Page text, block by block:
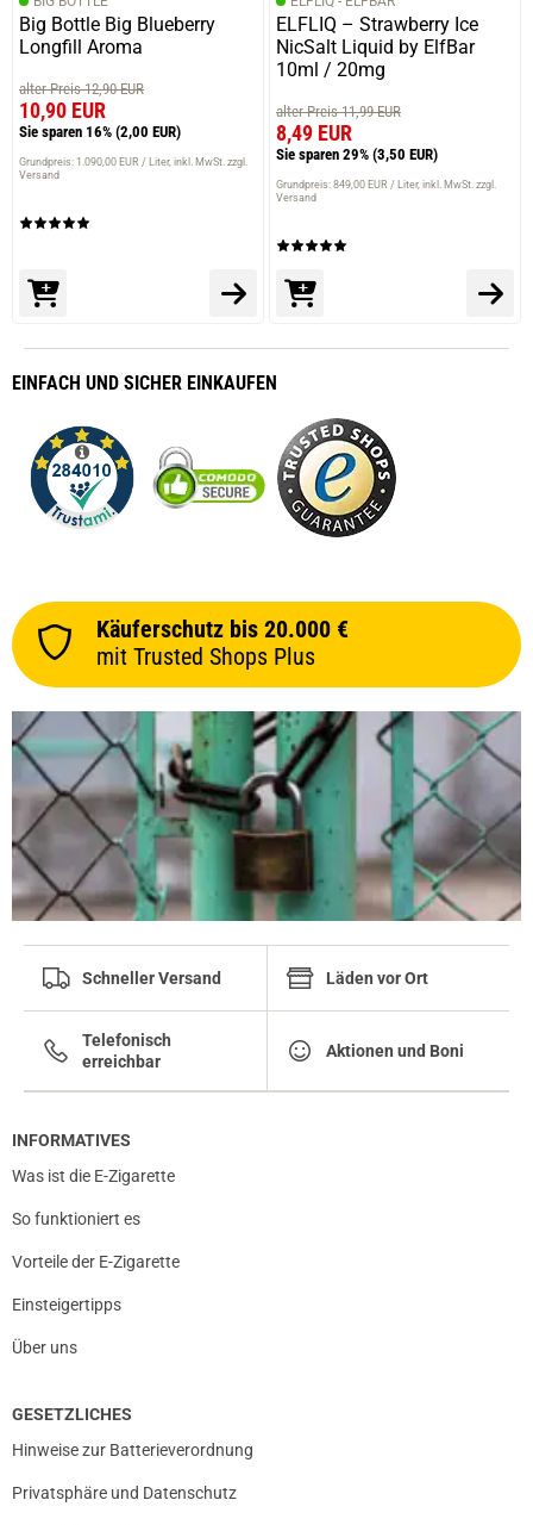
Big Bottle Big Blueberry
Longfill Aroma
alter Preis 12,90 EUR
10,90 EUR
Sie sparen 16% (2,00 EUR)
Grundpreis: 1.090,00 EUR / Liter inkl. MwSt. zzgl.
Versand
ELFLIQ – Strawberry Ice
NicSalt Liquid by ElfBar
10ml / 20mg
alter Preis 11,99 EUR
8,49 EUR
Sie sparen 29% (3,50 EUR)
Grundpreis: 849,00 EUR / Liter inkl. MwSt. zzgl.
Versand
EINFACH UND SICHER EINKAUFEN
Käuferschutz bis 20.000 €
mit Trusted Shops Plus
Schneller Versand Läden vor Ort
Telefonisch
erreichbar
Aktionen und Boni
INFORMATIVES
Was ist die E-Zigarette
So funktioniert es
Vorteile der E-Zigarette
Einsteigertipps
Über uns
GESETZLICHES
Hinweise zur Batterieverordnung
Privatsphäre und Datenschutz